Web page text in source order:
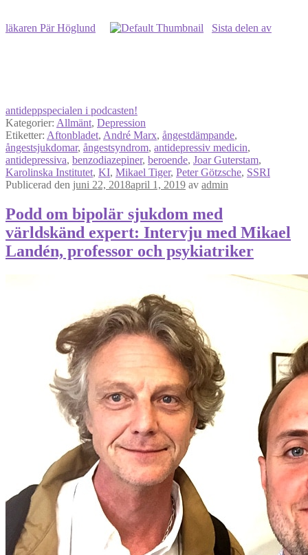
läkaren Pär Höglund Sista delen av
antideppspecialen i podcasten!
Kategorier: Allmänt, Depression
Etiketter: Aftonbladet, André Marx, ångestdämpande,
ångestsjukdomar, ångestsyndrom, antidepressiv medicin,
antidepressiva, benzodiazepiner, beroende, Joar Guterstam,
Karolinska Institutet, KI, Mikael Tiger, Peter Götzsche, SSRI
Publicerad den juni 22, 2018april 1, 2019 av admin
Podd om bipolär sjukdom med
världskänd expert: Intervju med Mikael
Landén, professor och psykiatriker